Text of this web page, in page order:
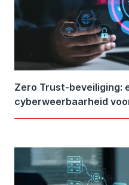
Zero Trust-beveiliging:
cyberweerbaarheid